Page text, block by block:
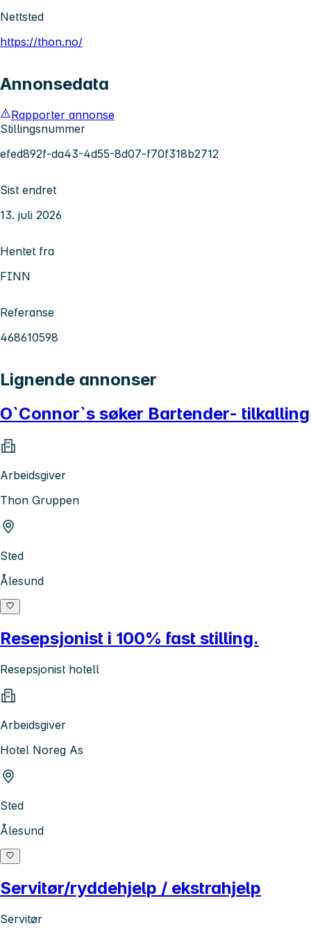
Nettsted
https://thon.no/
Annonsedata
Rapporter annonse
Stillingsnummer
efed892f-da43-4d55-8d07-f70f318b2712
Sist endret
13. juli 2026
Hentet fra
FINN
Referanse
468610598
Lignende annonser
O`Connor`s søker Bartender- tilkalling
Arbeidsgiver
Thon Gruppen
Sted
Ålesund
Resepsjonist i 100% fast stilling.
Resepsjonist hotell
Arbeidsgiver
Hotel Noreg As
Sted
Ålesund
Servitør/ryddehjelp / ekstrahjelp
Servitør